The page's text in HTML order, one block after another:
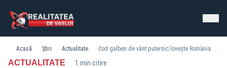
Acasă Știri Actualitate Cod galben de vânt puternic lovește România: rafale de până la 80 km/h și vreme de iarnă în plină primăvară
ACTUALITATE· 1 min citire